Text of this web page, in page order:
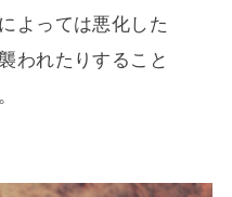
よっては悪化した
われたりすること